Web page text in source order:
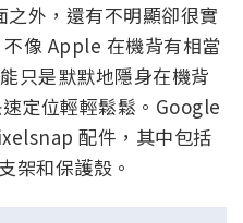
外，還有不明顯卻很實
像 Apple 在機背有相當
只是默默地隱身在機背
定位輕輕鬆鬆。Google
配件，其中包括
架和保護殼。